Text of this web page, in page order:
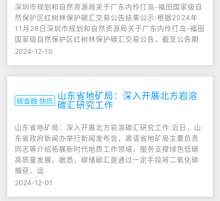
深圳市规划和自然资源局关于广东内伶仃岛-福田国家级自
然保护区红树林保护碳汇交易公告结果公示:根据2024年
11月28日深圳市规划和自然资源局关于广东内伶仃岛-福田
国家级自然保护区红树林保护碳汇交易公告，截至公告期
2024-12-10
碳金融 快讯
山东省地矿局：深入开展北方岩溶
碳汇研究工作
山东省地矿局：深入开展北方岩溶碳汇研究工作:近日，山
东省政府新闻办举行新闻发布会，邀请省地矿局主要负责
同志等介绍拓展新时代地质工作领域，服务支撑绿色低碳
高质量发展。据悉，碳储碳汇是通过一定手段将二氧化碳
捕获、运
2024-12-01